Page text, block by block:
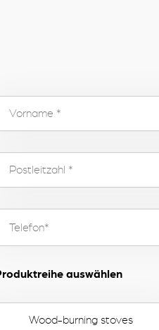
auswählen
Wood-burning stoves